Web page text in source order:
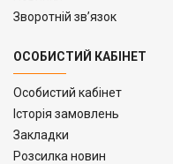
Зворотній зв’язок
ОСОБИСТИЙ КАБІНЕТ
Особистий кабінет
Історія замовлень
Закладки
Розсилка новин